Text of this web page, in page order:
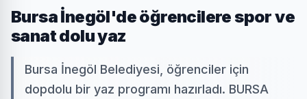
Bursa İnegöl'de öğrencilere spor ve
sanat dolu yaz
Bursa İnegöl Belediyesi, öğrenciler için
dopdolu bir yaz programı hazırladı. BURSA